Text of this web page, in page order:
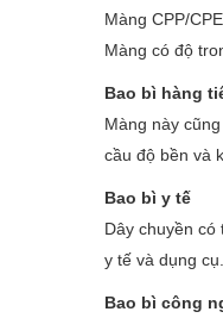
Màng CPP/
Màng có độ
Bao bì hàng
Màng này
cầu độ bền và
Bao bì y tế
Dây chuyền
y tế và dụng cụ.
Bao bì công